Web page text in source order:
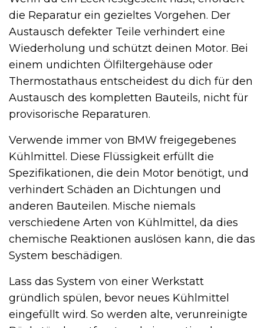
die Reparatur ein gezieltes Vorgehen. Der
Austausch defekter Teile verhindert eine
Wiederholung und schützt deinen Motor. Bei
einem undichten Ölfiltergehäuse oder
Thermostathaus entscheidest du dich für den
Austausch des kompletten Bauteils, nicht für
provisorische Reparaturen.
Verwende immer von BMW freigegebenes
Kühlmittel. Diese Flüssigkeit erfüllt die
Spezifikationen, die dein Motor benötigt, und
verhindert Schäden an Dichtungen und
anderen Bauteilen. Mische niemals
verschiedene Arten von Kühlmittel, da dies
chemische Reaktionen auslösen kann, die das
System beschädigen.
Lass das System von einer Werkstatt
gründlich spülen, bevor neues Kühlmittel
eingefüllt wird. So werden alte, verunreinigte